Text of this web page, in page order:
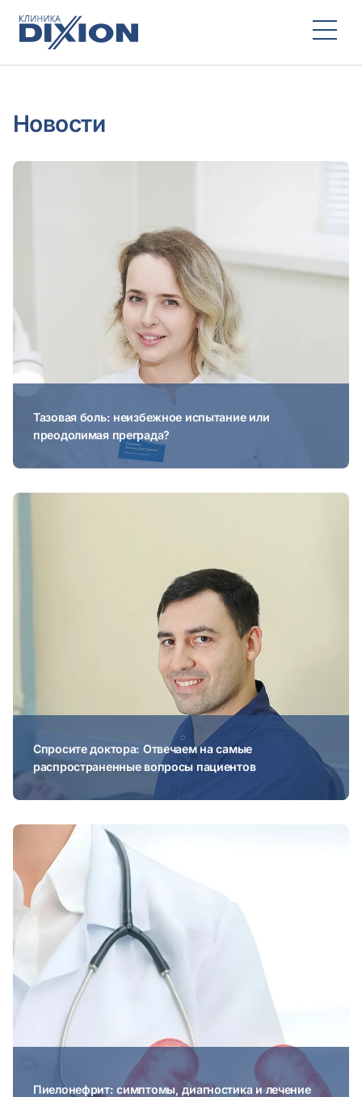
Новости
Тазовая боль: неизбежное испытание или
преодолимая преграда?
Спросите доктора: Отвечаем на самые
распространенные вопросы пациентов
Пиелонефрит: симптомы, диагностика и лечение